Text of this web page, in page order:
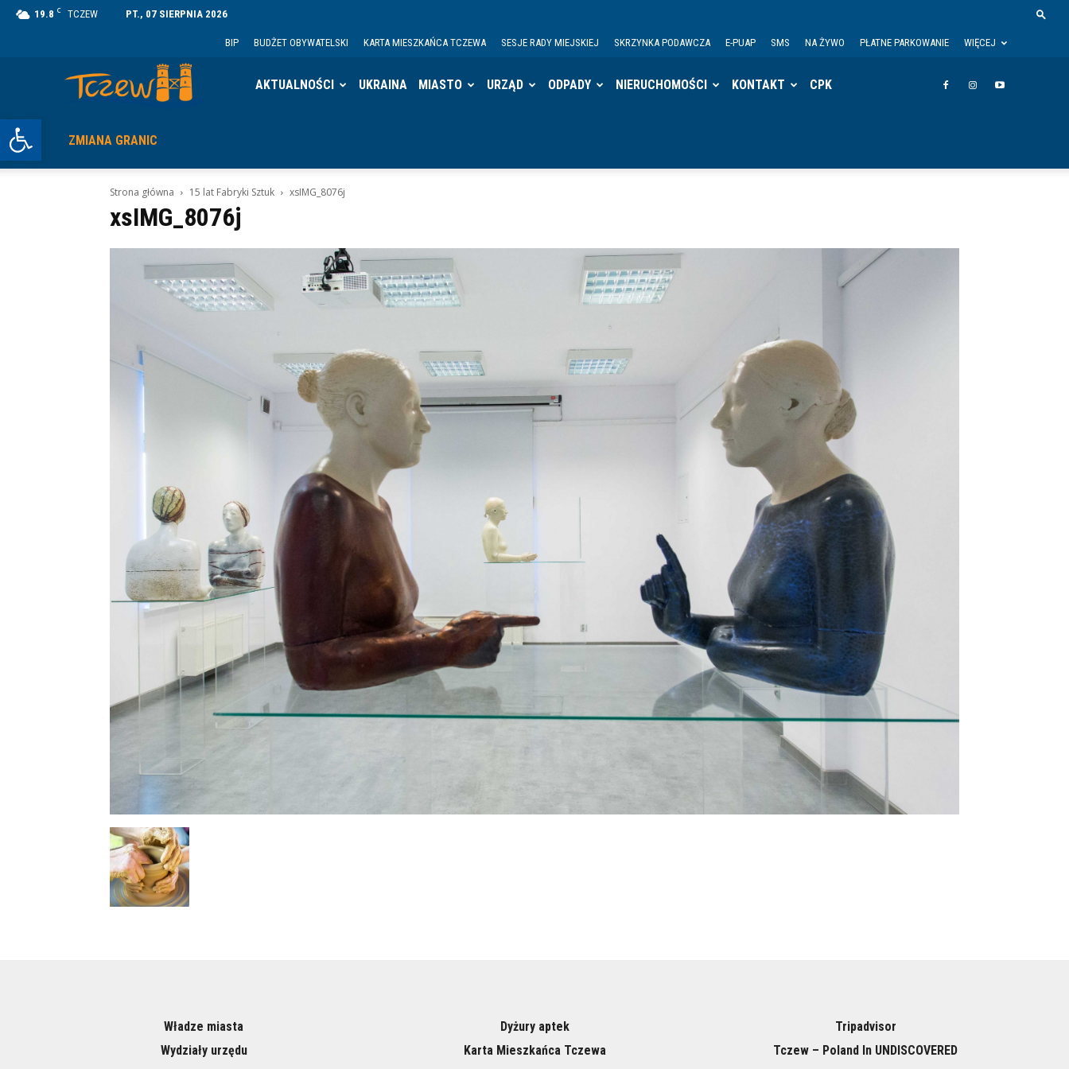
Otwórz pasek narzędzi
19.8 C TCZEW PT., 07 SIERPNIA 2026
BIP BUDŻET OBYWATELSKI KARTA MIESZKAŃCA TCZEWA SESJE RADY MIEJSKIEJ SKRZYNKA PODAWCZA E-PUAP SMS NA ŻYWO PŁATNE PARKOWANIE WIĘCEJ
AKTUALNOŚCI UKRAINA MIASTO URZĄD ODPADY NIERUCHOMOŚCI KONTAKT CPK
ZMIANA GRANIC
Strona główna 15 lat Fabryki Sztuk xsIMG_8076j
xsIMG_8076j
Władze miasta
Wydziały urzędu
Dyżury aptek
Karta Mieszkańca Tczewa
Tripadvisor
Tczew – Poland In UNDISCOVERED